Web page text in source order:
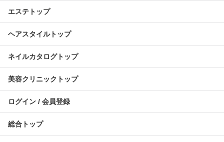
エステトップ
ヘアスタイルトップ
ネイルカタログトップ
美容クリニックトップ
ログイン / 会員登録
総合トップ